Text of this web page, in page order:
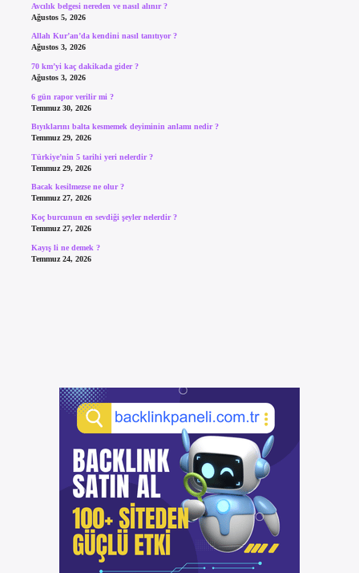
Avcılık belgesi nereden ve nasıl alınır ?
Ağustos 5, 2026
Allah Kur’an’da kendini nasıl tanıtıyor ?
Ağustos 3, 2026
70 km’yi kaç dakikada gider ?
Ağustos 3, 2026
6 gün rapor verilir mi ?
Temmuz 30, 2026
Bıyıklarını balta kesmemek deyiminin anlamı nedir ?
Temmuz 29, 2026
Türkiye’nin 5 tarihi yeri nelerdir ?
Temmuz 29, 2026
Bacak kesilmezse ne olur ?
Temmuz 27, 2026
Koç burcunun en sevdiği şeyler nelerdir ?
Temmuz 27, 2026
Kayış li ne demek ?
Temmuz 24, 2026